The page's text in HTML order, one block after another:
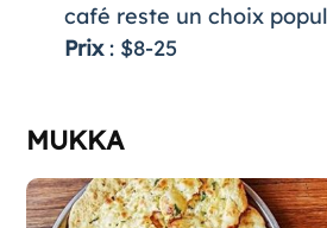
café reste un choix
Prix: $8-25
MUKKA